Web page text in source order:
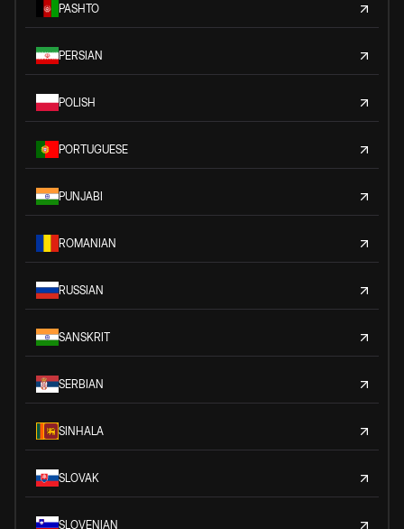
PASHTO
PERSIAN
POLISH
PORTUGUESE
PUNJABI
ROMANIAN
RUSSIAN
SANSKRIT
SERBIAN
SINHALA
SLOVAK
SLOVENIAN